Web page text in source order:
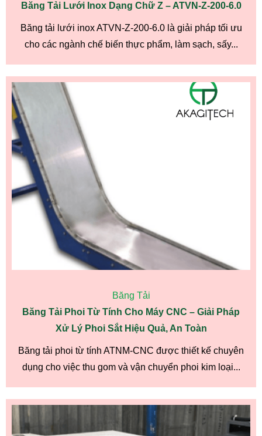
Băng Tải Lưới Inox Dạng Chữ Z – ATVN-Z-200-6.0
Băng tải lưới inox ATVN-Z-200-6.0 là giải pháp tối ưu
cho các ngành chế biến thực phẩm, làm sạch, sấy...
Băng Tải
Băng Tải Phoi Từ Tính Cho Máy CNC – Giải Pháp
Xử Lý Phoi Sắt Hiệu Quả, An Toàn
Băng tải phoi từ tính ATNM-CNC được thiết kế chuyên
dụng cho việc thu gom và vận chuyển phoi kim loại...